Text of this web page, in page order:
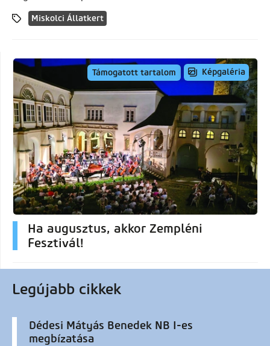
Miskolci Állatkert
Támogatott tartalom Képgaléria
Ha augusztus, akkor Zempléni
Fesztivál!
Legújabb cikkek
Dédesi Mátyás Benedek NB I-es
megbízatása